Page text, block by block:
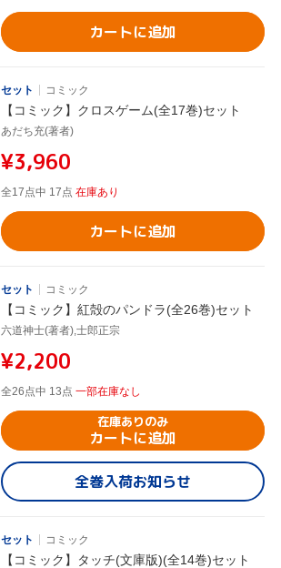
カートに追加
セット コミック
【コミック】クロスゲーム(全17巻)セット
あだち充(著者)
¥3,960
全17点中 17点 在庫あり
カートに追加
セット コミック
【コミック】紅殻のパンドラ(全26巻)セット
六道神士(著者),士郎正宗
¥2,200
全26点中 13点 一部在庫なし
在庫ありのみ
カートに追加
全巻入荷お知らせ
セット コミック
【コミック】タッチ(文庫版)(全14巻)セット